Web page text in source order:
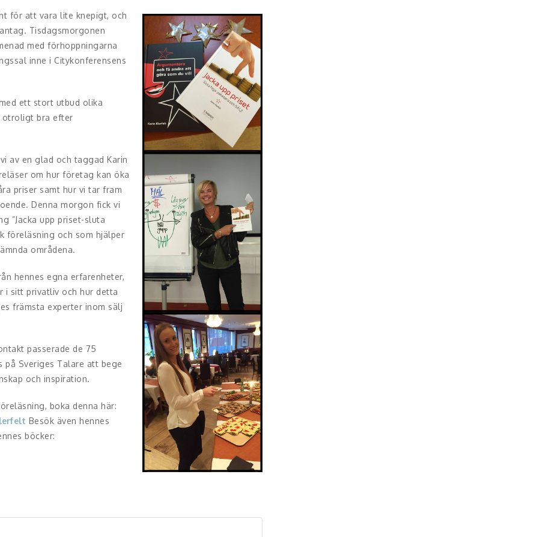
för att vara lite knepigt, och
Tisdagsmorgonen
med förhoppningarna
inne i Citykonferensens
ett stort utbud olika
otroligt bra efter
av en glad och taggad Karin
om hur företag kan öka
priser samt hur vi tar fram
Denna morgon fick vi
”Jacka upp priset-sluta
föreläsning och som hjälper
områdena.
hennes egna erfarenheter,
i sitt privatliv och hur detta
främsta experter inom sälj
passerade de 75
Sveriges Talare att bege
och inspiration.
boka denna här:
Besök även hennes
böcker: